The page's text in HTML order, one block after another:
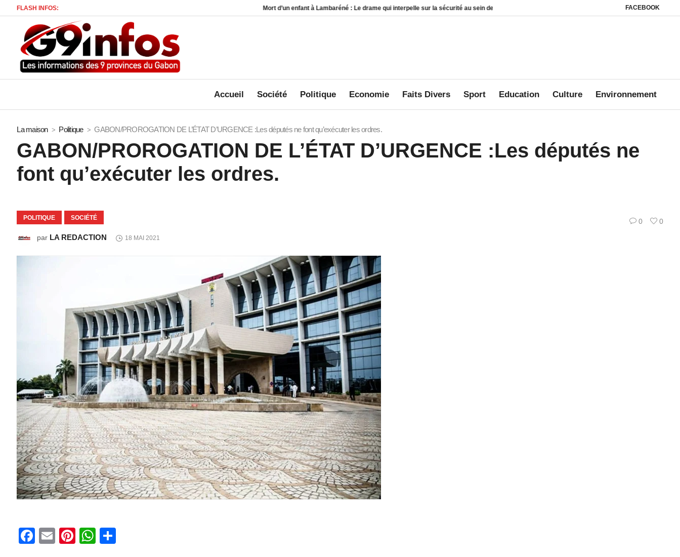
FACEBOOK
FLASH INFOS: Mort d’un enfant à Lambaréné : Le drame qui interpelle sur la sécurité au sein des foyers Affaire Mbanié : Ali Akbar Onanga Y’Obegue estime que le
Accueil Société Politique Economie Faits Divers Sport Education Culture Environnement
La maison Politique GABON/PROROGATION DE L’ÉTAT D’URGENCE :Les députés ne font qu’exécuter les ordres.
GABON/PROROGATION DE L’ÉTAT D’URGENCE :Les députés ne
font qu’exécuter les ordres.
POLITIQUE SOCIÉTÉ 0 0
par LA REDACTION 18 MAI 2021
Facebook
Email PinterestWhatsApp